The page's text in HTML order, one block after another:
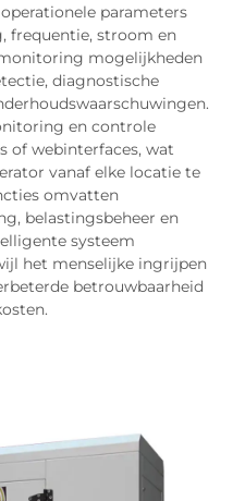
parameters
frequentie, stroom en
mogelijkheden
diagnostische
en controle
of webinterfaces, wat
vanaf elke locatie te
omvatten
belastingsbeheer en
systeem
het menselijke ingrijpen
betrouwbaarheid